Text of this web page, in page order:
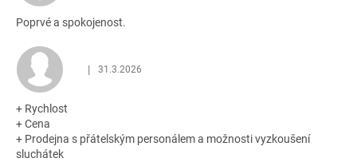
Poprvé a spokojenost.
Hodnocení obchodu je 5 z 5 hvězdiček.
| 31.3.2026
+ Rychlost
+ Cena
+ Prodejna s přátelským personálem a možnosti vyzkoušení
sluchátek